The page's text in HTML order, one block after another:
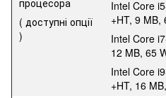
( доступні опції
)
Intel Core
+HT, 9 MB,
Intel Core
12 MB, 65
Intel Core
+HT, 16